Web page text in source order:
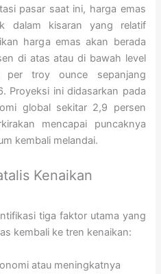
pasar saat ini, harga emas
dalam kisaran yang relatif
harga emas akan berada
di atas atau di bawah level
per troy ounce sepanjang
Proyeksi ini didasarkan pada
global sekitar 2,9 persen
mencapai puncaknya
kembali melandai.
Kenaikan
tiga faktor utama yang
kembali ke tren kenaikan:
atau meningkatnya